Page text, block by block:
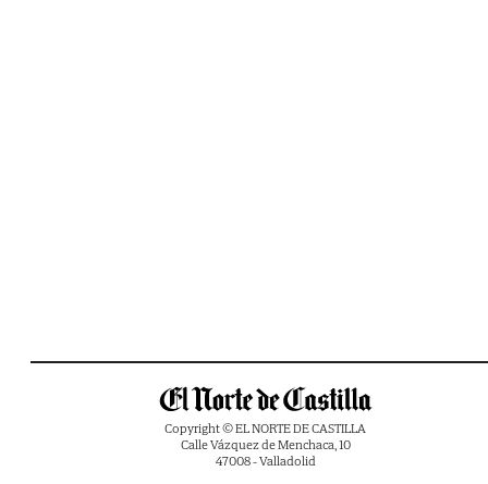
Copyright © EL NORTE DE CASTILLA
Calle Vázquez de Menchaca, 10
47008 - Valladolid